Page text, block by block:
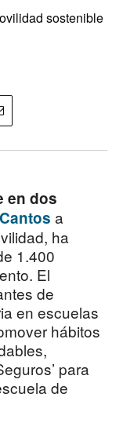
sostenible
en dos
a
ha
1.400
El
de
en escuelas
hábitos
para
de